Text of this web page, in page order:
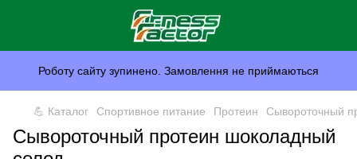
Роботу сайту зупинено. Замовлення не приймаються
💪 Каталог Спортивное питание Протеин Сывороточный
Сывороточный протеин шоколадный